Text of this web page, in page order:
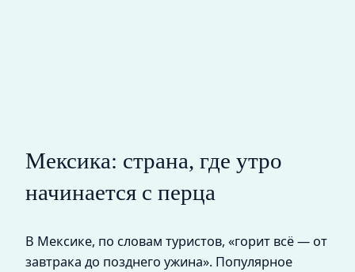
Мексика: страна, где утро
начинается с перца
В Мексике, по словам туристов, «горит всё — от
завтрака до позднего ужина». Популярное